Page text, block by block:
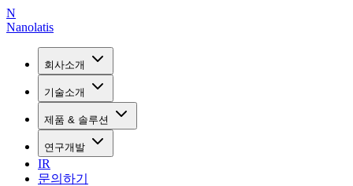
N
Nanolatis
회사소개
기술소개
제품 & 솔루션
연구개발
IR
문의하기